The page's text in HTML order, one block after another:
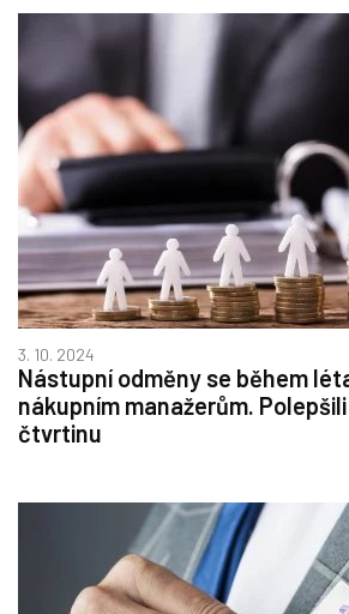
3. 10. 2024
Nástupní odměny se během
nákupním manažerům.
čtvrtinu